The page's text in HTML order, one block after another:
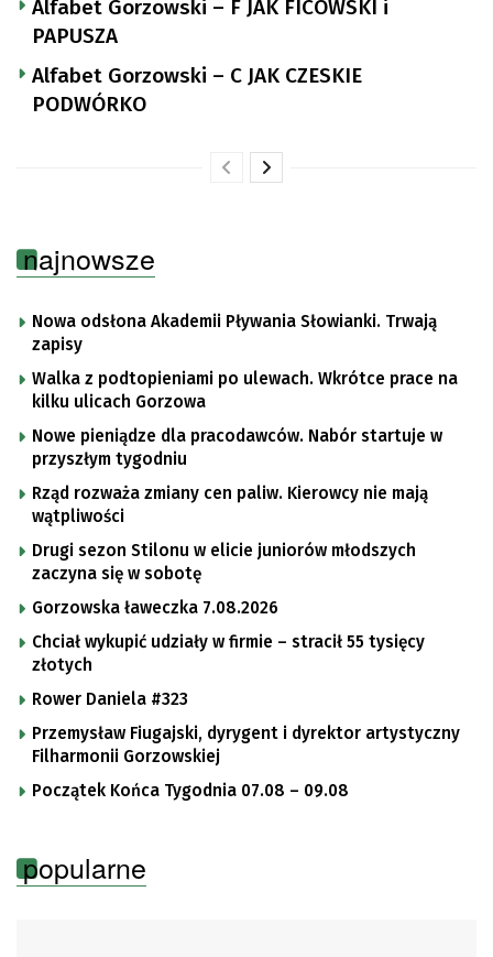
Alfabet Gorzowski – F JAK FICOWSKI i
PAPUSZA
Alfabet Gorzowski – C JAK CZESKIE
PODWÓRKO
najnowsze
Nowa odsłona Akademii Pływania Słowianki. Trwają
zapisy
Walka z podtopieniami po ulewach. Wkrótce prace na
kilku ulicach Gorzowa
Nowe pieniądze dla pracodawców. Nabór startuje w
przyszłym tygodniu
Rząd rozważa zmiany cen paliw. Kierowcy nie mają
wątpliwości
Drugi sezon Stilonu w elicie juniorów młodszych
zaczyna się w sobotę
Gorzowska ławeczka 7.08.2026
Chciał wykupić udziały w firmie – stracił 55 tysięcy
złotych
Rower Daniela #323
Przemysław Fiugajski, dyrygent i dyrektor artystyczny
Filharmonii Gorzowskiej
Początek Końca Tygodnia 07.08 – 09.08
popularne